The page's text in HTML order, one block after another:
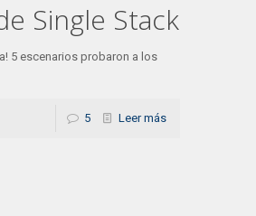
Single Stack
5 escenarios probaron a los
5 Leer más